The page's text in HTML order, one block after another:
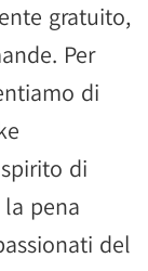
gratuito,
Per
di
di
pena
del